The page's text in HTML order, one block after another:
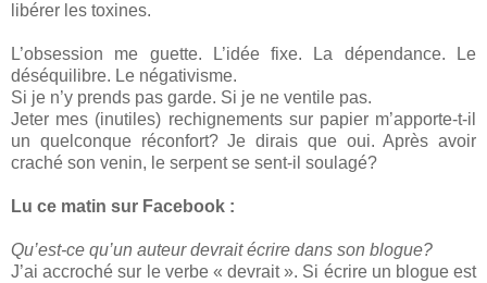
libérer les toxines.
L’obsession me guette. L’idée fixe. La dépendance. Le
déséquilibre. Le négativisme.
Si je n’y prends pas garde. Si je ne ventile pas.
Jeter mes (inutiles) rechignements sur papier m’apporte-t-il
un quelconque réconfort? Je dirais que oui. Après avoir
craché son venin, le serpent se sent-il soulagé?
Lu ce matin sur Facebook :
Qu’est-ce qu’un auteur devrait écrire dans son blogue?
J’ai accroché sur le verbe « devrait ». Si écrire un blogue est